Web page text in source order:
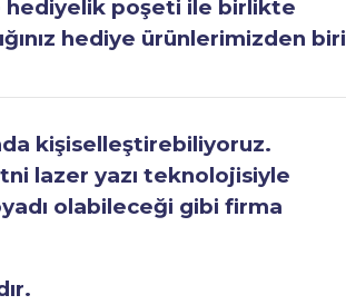
hediyelik poşeti ile birlikte
hediye ürünlerimizden biri
kişiselleştirebiliyoruz.
lazer yazı teknolojisiyle
olabileceği gibi firma